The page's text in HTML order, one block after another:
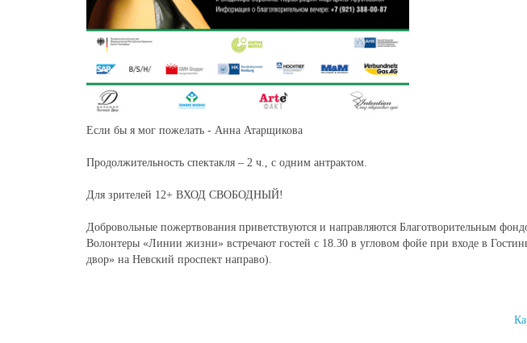
Если бы я мог пожелать - Анна Атарщикова
Продолжительность спектакля – 2 ч., с одним антрактом.
Для зрителей 12+ ВХОД СВОБОДНЫЙ!
Добровольные пожертвования приветствуются и направляются Благотворительным
Волонтеры «Линии жизни» встречают гостей с 18.30 в угловом фойе при входе в
двор» на Невский проспект направо).